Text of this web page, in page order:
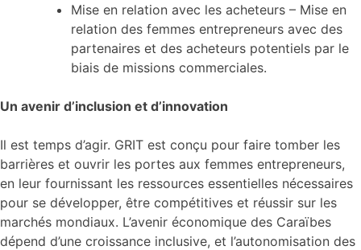
Mise en relation avec les acheteurs – Mise en
relation des femmes entrepreneurs avec des
partenaires et des acheteurs potentiels par le
biais de missions commerciales.
Un avenir d’inclusion et d’innovation
Il est temps d’agir. GRIT est conçu pour faire tomber les
barrières et ouvrir les portes aux femmes entrepreneurs,
en leur fournissant les ressources essentielles nécessaires
pour se développer, être compétitives et réussir sur les
marchés mondiaux. L’avenir économique des Caraïbes
dépend d’une croissance inclusive, et l’autonomisation des